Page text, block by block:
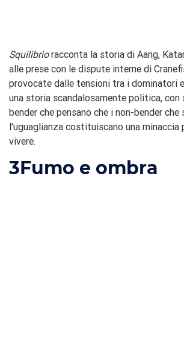
Squilibrioracconta la storia di Aang,
alle prese con le dispute interne di
provocate dalle tensioni tra i dominatori
una storia scandalosamente politica,
bender che pensano che i non-bender
l'uguaglianza costituiscano una minaccia
vivere.
3Fumo e ombra